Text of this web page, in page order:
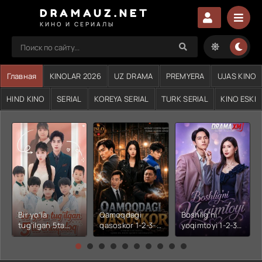
DRAMAUZ.NET
КИНО И СЕРИАЛЫ
Главная KINOLAR 2026 UZ DRAMA PREMYERA UJAS KINO
HIND KINO SERIAL KOREYA SERIAL TURK SERIAL KINO ESKI
Bir yo'la
tug'ilgan 5ta
chaqaloq 1-2-3-
Qamoqdagi
qasoskor 1-2-3-
4-5-6-7-10-20-
30-50-60-70-80-
Boshlig'ni
yoqimtoyi 1-2-3-
4-5-6-7-10-20-
30-50-60-70-80-